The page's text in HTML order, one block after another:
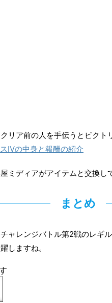
リア前の人を手伝うとビクト
IVの中身と報酬の紹介
ミディアがアイテムと交換し
まとめ
ャレンジバトル第2戦のレギ
しますね。